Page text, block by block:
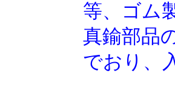
等、ゴム
真鍮部品
でおり、